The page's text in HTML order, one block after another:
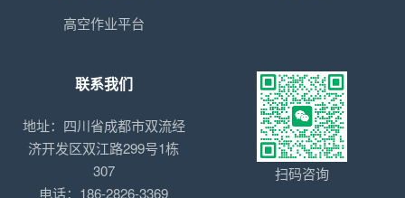
高空作业平台
联系我们
地址：四川省成都市双流经
济开发区双江路299号1栋
307
电话：186-2826-3369
扫码咨询